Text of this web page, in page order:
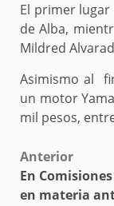
El primer
de Alba,
Mildred
Asimismo al
un motor
mil pesos,
Post
Anterior
En
en materia